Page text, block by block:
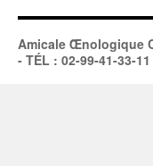
Amicale Œnologique
- TÉL : 02-99-41-33-11